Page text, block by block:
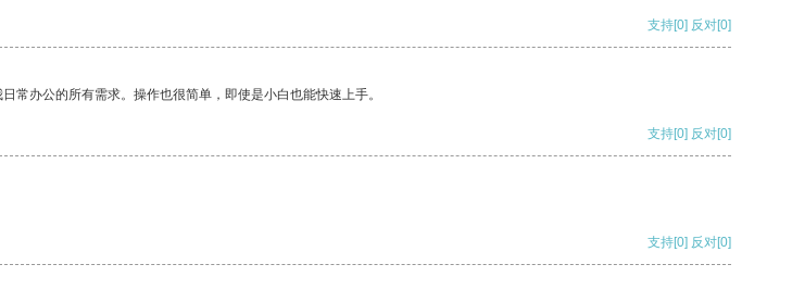
支持[0] 反对[0]
常办公的所有需求。操作也很简单，即使是小白也能快速上手。
支持[0] 反对[0]
支持[0] 反对[0]